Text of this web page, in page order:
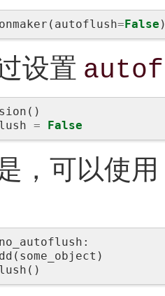
( autoflush= False
设置
()
= False
，可以使用
no_autoflush :
( some_object )
()